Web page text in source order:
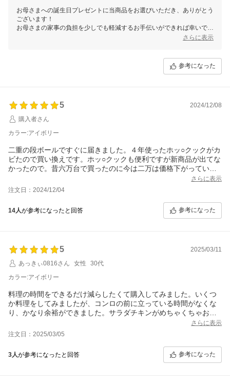
お母さまへの誕生日プレゼントに当商品をお選びいただき、ありがとう
ございます！
お母さまの家事の負担を少しでも軽減するお手伝いができれば幸いで
これからも便利にご活用いただけますよう、何かございましたらお気軽
さらに表示
参考になった
5
2024/12/08
購入者さん
カラー:アイボリー
二重の段ボールですぐに届きました。４年使ったホッ○クックがカ
ビたので買い換えです。ホッ○クックも便利ですが新商品が出てな
かったので。昔六万台で買ったのに今は二万は価格下がっていま
すね。アイリスオーヤマさんは流石、安い。さらに安く買えて嬉
しかったです。唐揚げや炒飯で否定的なレビューも見ました。唐
のは、固いごはんを使えば大丈夫かな？と思い、レシピ通りに
色々試すつもりです。
できなくなるのは惜しかったかな？
最初は色々試して練習することになりますが、楽しみです。また
2ヶ月使ってのレビューです。２回シェフドラムで怪我をしまし
返しで指が切れました。作るのは楽ではあるけれど、普通に使用
していて怪我するのはちょっと減点が大きいです。火傷は治癒に
１ヶ月かかりまだ治りません。私みたいに多少ドジな人でも誰で
も使えるって点では○ットクックにしておけば良かったなと後悔し
ています。今のところ作ったのはパスタ、シチュー、スープか
かもしれません。
揚げ物は焼き揚げ派だから300mlも油使いたくなくて、フライパ
さらに表示
注文日：2024/12/04
14人が参考になったと回答 参考になった
5
2025/03/11
あっきぃ0816さん
女性
30代
カラー:アイボリー
料理の時間をできるだけ減らしたくて購入してみました。いくつ
か料理をしてみましたが、コンロの前に立っている時間がなくな
り、かなり余裕ができました。サラダチキンがめちゃくちゃおい
しくできて感動です。これからいろんな料理を試してみるのが楽
しみです。
さらに表示
注文日：2025/03/05
3人が参考になったと回答 参考になった